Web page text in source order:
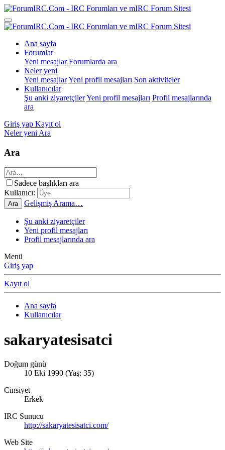
Ana sayfa
Forumlar
Yeni mesajlar Forumlarda ara
Neler yeni
Yeni mesajlarYeni profil mesajları Son aktiviteler
Kullanıcılar
Şu anki ziyaretçilerYeni profil mesajları Profil mesajlarında
ara
Giriş yap Kayıt ol
Neler yeni Ara
Ara
Sadece başlıkları ara
Kullanıcı:
Ara Gelişmiş Arama…
Şu anki ziyaretçiler
Yeni profil mesajları
Profil mesajlarında ara
Menü
Giriş yap
Kayıt ol
Ana sayfa
Kullanıcılar
sakaryatesisatci
Doğum günü
10 Eki 1990 (Yaş: 35)
Cinsiyet
Erkek
IRC Sunucu
http://sakaryatesisatci.com/
Web Site